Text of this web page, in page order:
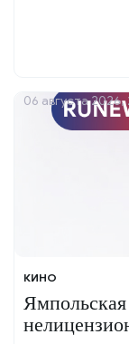
КИНО
06 августа 2026,